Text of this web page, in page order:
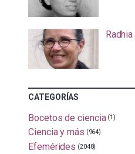
CATEGORÍAS
Bocetos de ciencia (1)
Ciencia y más (964)
Efemérides (2048)